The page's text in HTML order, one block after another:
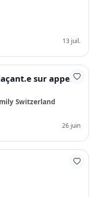
13 juil.
sur appel
Switzerland
26 juin